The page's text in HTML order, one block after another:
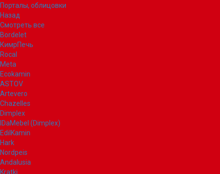
Порталы, облицовки
Назад
Смотреть все
Bordelet
КимрПечь
Rocal
Meta
Ecokamin
ASTOV
Artevero
Chazelles
Dimplex
IDaMebel (Dimplex)
EdilKamin
Hark
Nordpeis
Andalusia
Kratki